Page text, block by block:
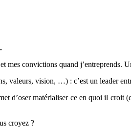
convictions quand j’entreprends.
valeurs, vision, …) : c’est un leader
d’oser matérialiser ce en quoi il
croyez ?